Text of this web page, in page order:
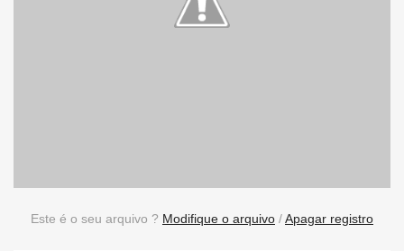
Este é o seu arquivo ? Modifique o arquivo /Apagar registro